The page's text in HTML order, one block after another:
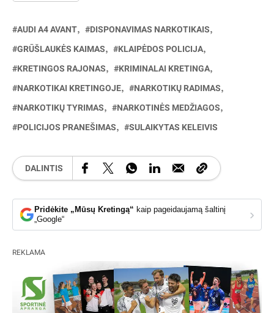
AUDI A4 AVANT
DISPONAVIMAS NARKOTIKAIS
GRŪŠLAUKĖS KAIMAS
KLAIPĖDOS POLICIJA
KRETINGOS RAJONAS
KRIMINALAI KRETINGA
NARKOTIKAI KRETINGOJE
NARKOTIKŲ RADIMAS
NARKOTIKŲ TYRIMAS
NARKOTINĖS MEDŽIAGOS
POLICIJOS PRANEŠIMAS
SULAIKYTAS KELEIVIS
DALINTIS
Pridėkite „Mūsų Kretingą“ kaip pageidaujamą šaltinį
„Google“
›
REKLAMA